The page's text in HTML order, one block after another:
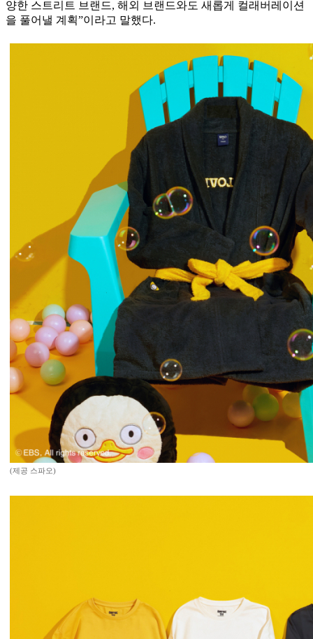
양한 스트리트 브랜드, 해외 브랜드와도 새롭게 컬래버레이션
을 풀어낼 계획”이라고 말했다.
(제공 스파오)